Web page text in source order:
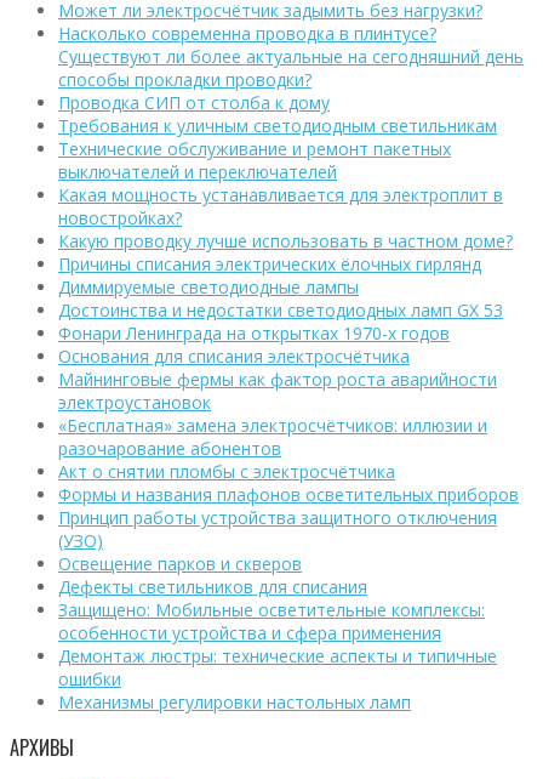
Может ли электросчётчик задымить без нагрузки?
Насколько современна проводка в плинтусе?
Существуют ли более актуальные на сегодняшний день
способы прокладки проводки?
Проводка СИП от столба к дому
Требования к уличным светодиодным светильникам
Технические обслуживание и ремонт пакетных
выключателей и переключателей
Какая мощность устанавливается для электроплит в
новостройках?
Какую проводку лучше использовать в частном доме?
Причины списания электрических ёлочных гирлянд
Диммируемые светодиодные лампы
Достоинства и недостатки светодиодных ламп GX 53
Фонари Ленинграда на открытках 1970-х годов
Основания для списания электросчётчика
Майнинговые фермы как фактор роста аварийности
электроустановок
«Бесплатная» замена электросчётчиков: иллюзии и
разочарование абонентов
Акт о снятии пломбы с электросчётчика
Формы и названия плафонов осветительных приборов
Принцип работы устройства защитного отключения
(УЗО)
Освещение парков и скверов
Дефекты светильников для списания
Защищено: Мобильные осветительные комплексы:
особенности устройства и сфера применения
Демонтаж люстры: технические аспекты и типичные
ошибки
Механизмы регулировки настольных ламп
АРХИВЫ